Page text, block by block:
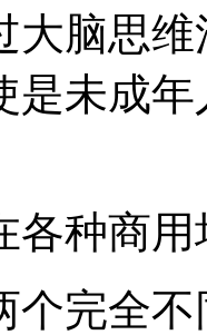
大脑思
是未成
各种商
个完全